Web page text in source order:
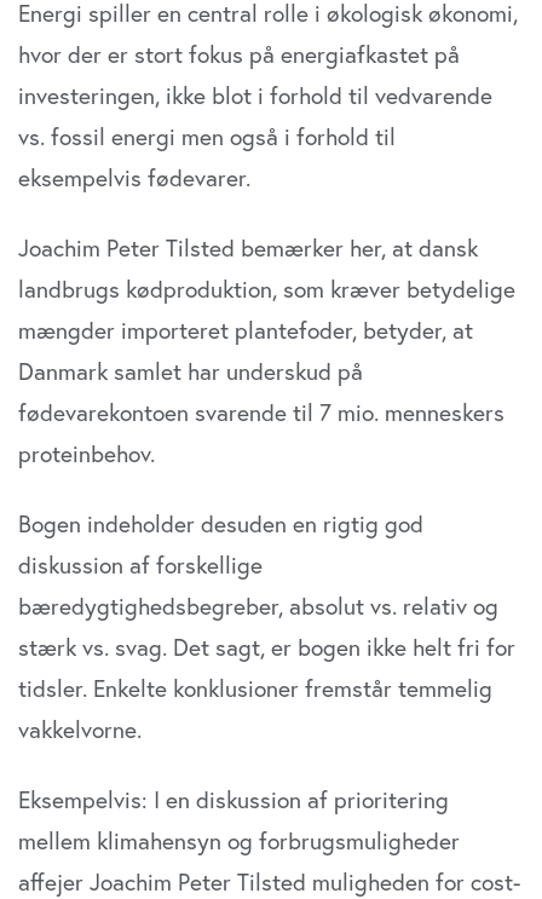
Energi spiller en central rolle i økologisk økonomi,
hvor der er stort fokus på energiafkastet på
investeringen, ikke blot i forhold til vedvarende
vs. fossil energi men også i forhold til
eksempelvis fødevarer.
Joachim Peter Tilsted bemærker her, at dansk
landbrugs kødproduktion, som kræver betydelige
mængder importeret plantefoder, betyder, at
Danmark samlet har underskud på
fødevarekontoen svarende til 7 mio. menneskers
proteinbehov.
Bogen indeholder desuden en rigtig god
diskussion af forskellige
bæredygtighedsbegreber, absolut vs. relativ og
stærk vs. svag. Det sagt, er bogen ikke helt fri for
tidsler. Enkelte konklusioner fremstår temmelig
vakkelvorne.
Eksempelvis: I en diskussion af prioritering
mellem klimahensyn og forbrugsmuligheder
affejer Joachim Peter Tilsted muligheden for cost-